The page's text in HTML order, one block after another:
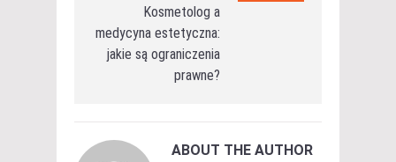
Kosmetolog a
medycyna estetyczna:
jakie są ograniczenia
prawne?
ABOUT THE AUTHOR